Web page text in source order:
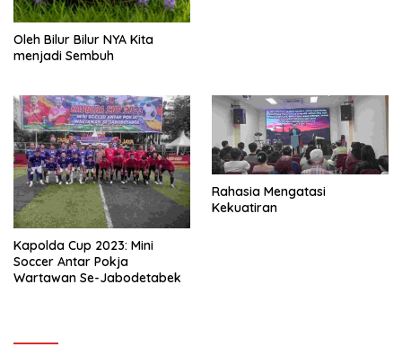
Oleh Bilur Bilur NYA Kita
menjadi Sembuh
Kapolda Cup 2023: Mini
Soccer Antar Pokja
Wartawan Se-Jabodetabek
Rahasia Mengatasi
Kekuatiran